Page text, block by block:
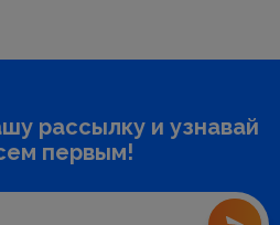
рассылку и узнавай
первым!